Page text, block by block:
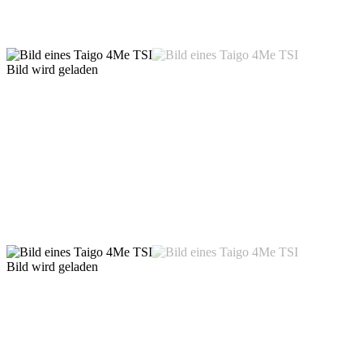
Bild wird geladen
Bild wird geladen